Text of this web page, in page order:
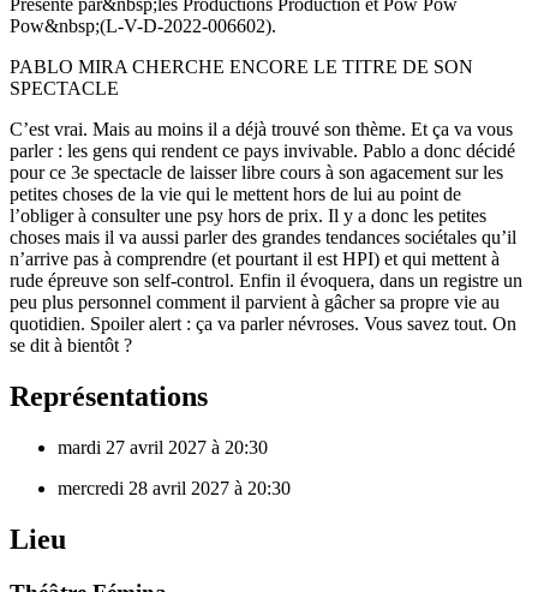
Présenté par&nbsp;les Productions Production et Pow Pow
Pow&nbsp;(L-V-D-2022-006602).
PABLO MIRA CHERCHE ENCORE LE TITRE DE SON
SPECTACLE
C’est vrai. Mais au moins il a déjà trouvé son thème. Et ça va vous
parler : les gens qui rendent ce pays invivable. Pablo a donc décidé
pour ce 3e spectacle de laisser libre cours à son agacement sur les
petites choses de la vie qui le mettent hors de lui au point de
l’obliger à consulter une psy hors de prix. Il y a donc les petites
choses mais il va aussi parler des grandes tendances sociétales qu’il
n’arrive pas à comprendre (et pourtant il est HPI) et qui mettent à
rude épreuve son self-control. Enfin il évoquera, dans un registre un
peu plus personnel comment il parvient à gâcher sa propre vie au
quotidien. Spoiler alert : ça va parler névroses. Vous savez tout. On
se dit à bientôt ?
Représentations
mardi 27 avril 2027 à 20:30
mercredi 28 avril 2027 à 20:30
Lieu